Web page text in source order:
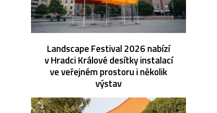
Landscape Festival 2026 nabízí
v Hradci Králové desítky instalací
ve veřejném prostoru i několik
výstav